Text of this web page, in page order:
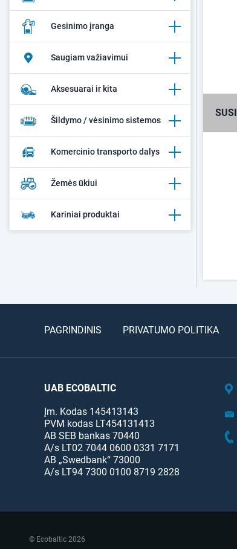
Gesinimo įranga
Saugiam važiavimui
Aksesuarai ir kita
Šildymo / vėsinimo sistemos
Komercinio transporto dalys
Žemės ūkiui
Kariniai produktai
PAGRINDINIS PRIVATUMO POLITIKA
UAB ECOBALTIC
Įm. Kodas 145413143
PVM kodas LT454131413
AB SEB bankas 70440
A/s LT02 7044 0600 0331 7171
AB „Swedbank“ 73000
A/s LT94 7300 0100 8719 2828
© Ecobaltic 2026